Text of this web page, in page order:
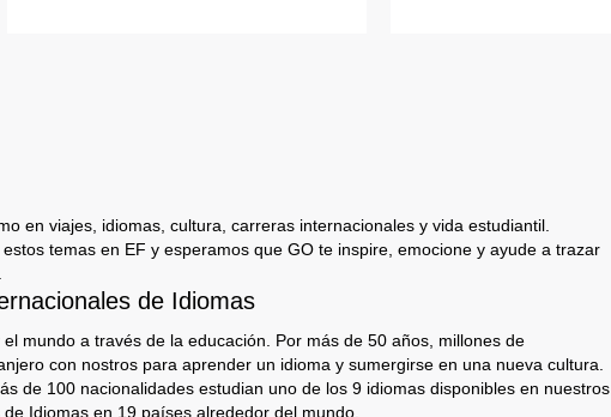
en viajes, idiomas, cultura, carreras internacionales y vida estudiantil.
temas en EF y esperamos que GO te inspire, emocione y ayude a trazar
de Idiomas
mundo a través de la educación. Por más de 50 años, millones de
con nostros para aprender un idioma y sumergirse en una nueva cultura.
de 100 nacionalidades estudian uno de los 9 idiomas disponibles en nuestros
Idiomas en 19 países alrededor del mundo.